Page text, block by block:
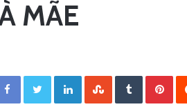
MÃE
Facebook Twitter LinkedIn StumbleUpon Tumblr Pinterest